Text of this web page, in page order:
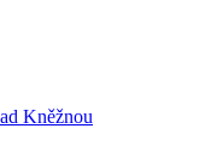
Kněžnou